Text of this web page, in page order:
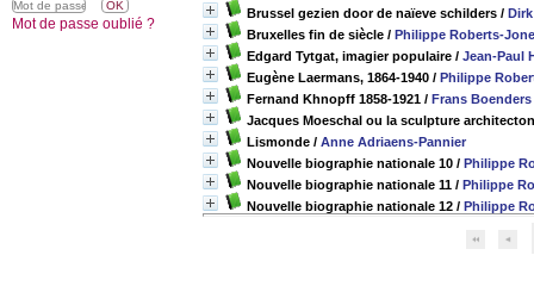
Brussel gezien door de naïeve schilders /
Bruxelles fin de siècle / Philippe Roberts-
Edgard Tytgat, imagier populaire / Jean-Paul
Eugène Laermans, 1864-1940 / Philippe
Fernand Khnopff 1858-1921 / Frans Boenders
Jacques Moeschal ou la sculpture
Lismonde / Anne Adriaens-Pannier
Nouvelle biographie nationale 10 / Philippe
Nouvelle biographie nationale 11 / Philippe
Nouvelle biographie nationale 12 / Philippe
Mot de passe oublié ?